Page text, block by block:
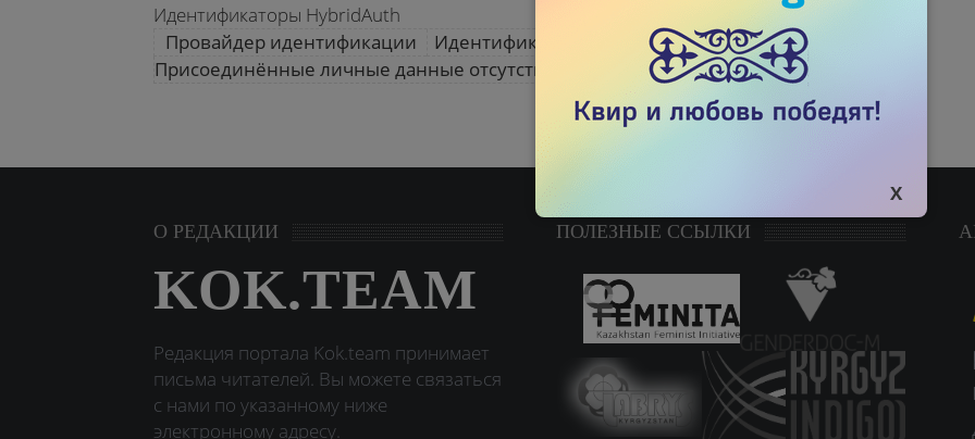
Идентификаторы HybridAuth
Провайдер идентификации
Идентификатор
Присоединённые личные данные отсутствуют.
О РЕДАКЦИИ
KOK.TEAM
Редакция портала Kok.team принимает
письма читателей. Вы можете связаться
с нами по указанному ниже
электронному адресу.
ПОЛЕЗНЫЕ ССЫЛКИ